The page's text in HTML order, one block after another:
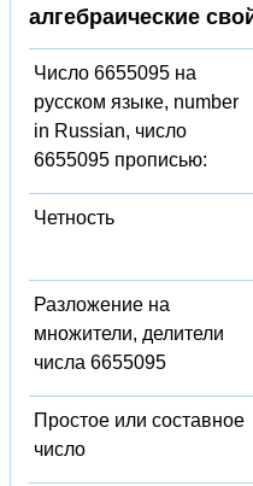
алгебраические
Число 6655095 на
русском языке, number
in Russian, число
6655095 прописью:
Четность
Разложение на
множители, делители
числа 6655095
Простое или составное
число